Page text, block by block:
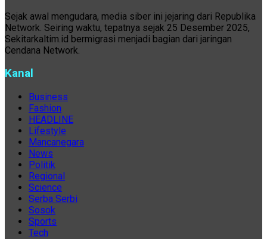
Sejak awal mengudara, media siber ini jejaring dari Republika
Network. Seiring waktu, tepatnya sejak 25 Desember 2025,
Sekitarkaltim.id bermigrasi menjadi bagian dari jaringan
Cendana Network.
Kanal
Business
Fashion
HEADLINE
Lifestyle
Mancanegara
News
Politik
Regional
Science
Serba Serbi
Sosok
Sports
Tech